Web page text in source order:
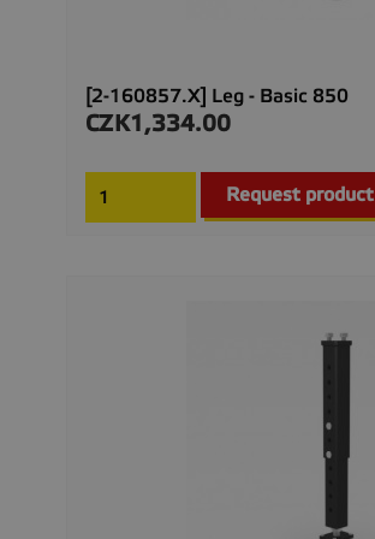
[2-160857.X] Leg - Basic 850
Price
CZK1,334.00
Request product